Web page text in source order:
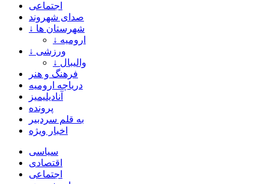
اجتماعی
صدای شهروند
↓ شهرستان ها
↓ ارومیه
↓ ورزشی
↓ والیبال
فرهنگ و هنر
دریاچه ارومیه
آنادیلیمیز
پرونده
به قلم سردبیر
اخبار ویژه
سیاسی
اقتصادی
اجتماعی